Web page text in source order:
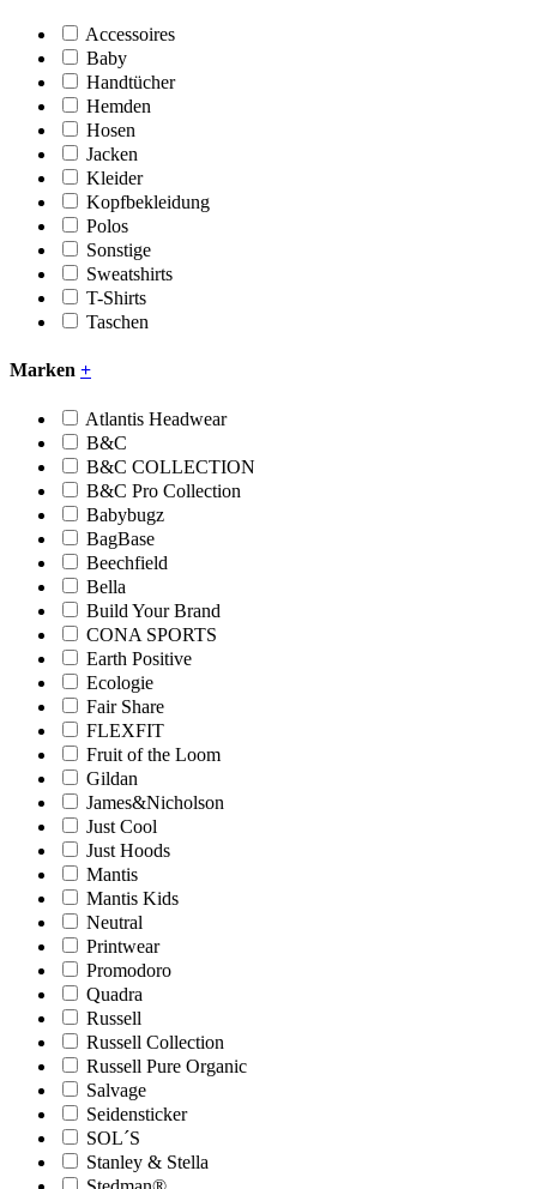
Accessoires
Baby
Handtücher
Hemden
Hosen
Jacken
Kleider
Kopfbekleidung
Polos
Sonstige
Sweatshirts
T-Shirts
Taschen
Marken +
Atlantis Headwear
B&C
B&C COLLECTION
B&C Pro Collection
Babybugz
BagBase
Beechfield
Bella
Build Your Brand
CONA SPORTS
Earth Positive
Ecologie
Fair Share
FLEXFIT
Fruit of the Loom
Gildan
James&Nicholson
Just Cool
Just Hoods
Mantis
Mantis Kids
Neutral
Printwear
Promodoro
Quadra
Russell
Russell Collection
Russell Pure Organic
Salvage
Seidensticker
SOL´S
Stanley & Stella